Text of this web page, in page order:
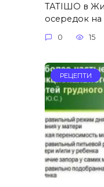
ТАТІШО в
осередок на
0 15
РЕЦЕПТИ